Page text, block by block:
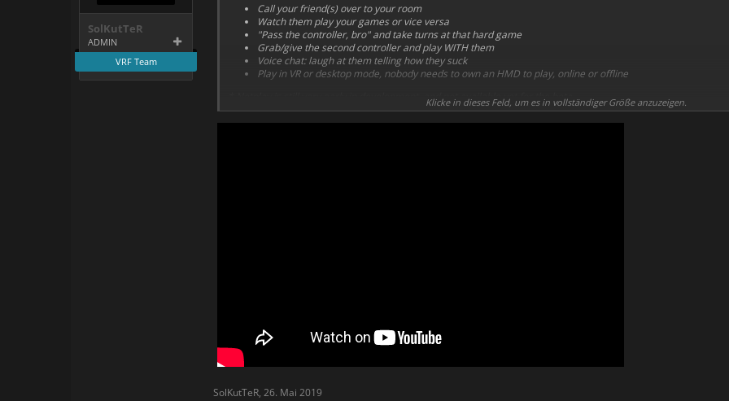
SolKutTeR
ADMIN
VRF Team
Call your friend(s) over to your room
Watch them play your games or vice versa
"Pass the controller, bro" and take turns at that hard game
Grab/give the second controller and play WITH them
Voice chat: laugh at them telling how they suck
Play in VR or desktop mode, nobody needs to own an HMD to play, online or offline
* Netplay is still very early in development, and not available yet for the beta.
* Some systems will not be compatible with netplay mode.
Klicke in dieses Feld, um es in vollständiger Größe anzuzeigen.
SolKutTeR, 26. Mai 2019